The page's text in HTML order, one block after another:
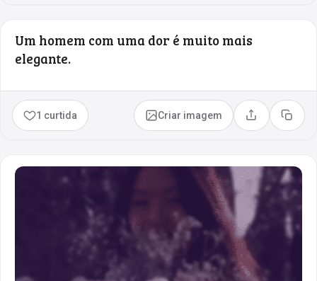
Um homem com uma dor é muito mais
elegante.
1 curtida Criar imagem Compartilhar
Copiar